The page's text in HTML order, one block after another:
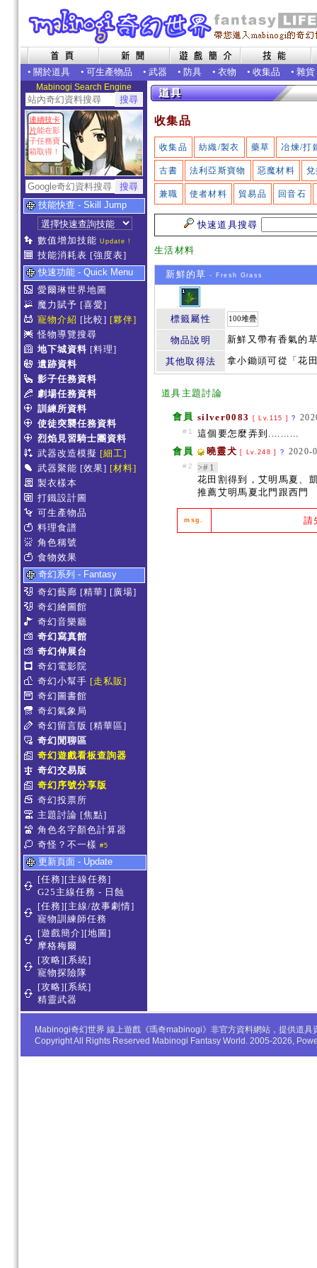
• 關於道具 • 可生產物品 • 武器 • 防具 • 衣物 • 收集品 • 雜貨
Mabinogi Search Engine
連續技卡
片能在影
子任務寶
箱取得！
技能快查 - Skill Jump
數值增加技能 Update !
技能消耗表 [強度表]
快速功能 - Quick Menu
愛爾琳世界地圖
魔力賦予 [喜愛]
寵物介紹 [比較] [夥伴]
怪物導覽搜尋
地下城資料 [料理]
遺跡資料
影子任務資料
劇場任務資料
訓練所資料
使徒突襲任務資料
烈焰見習騎士團資料
武器改造模擬 [細工]
武器聚能 [效果] [材料]
製衣樣本
打鐵設計圖
可生產物品
料理食譜
角色稱號
食物效果
奇幻系列 - Fantasy
奇幻藝廊 [精華] [廣場]
奇幻繪圖館
奇幻音樂廳
奇幻寫真館
奇幻伸展台
奇幻電影院
奇幻小幫手 [走私販]
奇幻圖書館
奇幻氣象局
奇幻留言版 [精華區]
奇幻閒聊區
奇幻遊戲看板查詢器
奇幻交易版
奇幻序號分享版
奇幻投票所
主題討論 [焦點]
角色名字顏色計算器
奇怪？不一樣 #5
更新頁面 - Update
[任務][主線任務]
G25主線任務 - 日蝕
[任務][主線/故事劇情]
寵物訓練師任務
[遊戲簡介][地圖]
摩格梅爾
[攻略][系統]
寵物探險隊
[攻略][系統]
精靈武器
收集品
收集品 紡織/製衣 藥草 冶煉/打
古書 法利亞斯寶物 惡魔材料
兼職 使者材料 貿易品 回音石
快速道具搜尋
生活材料
新鮮的草 - Fresh Grass
標籤屬性 100堆疊
物品說明 新鮮又帶有香氣的
其他取得法 拿小鋤頭可從「花
道具主題討論
會員 silver0083 [ Lv.115 ]?
#1
這個要怎麼弄到..........
會員
曉靈犬 [ Lv.248 ] ? 2020-
#2
>#1
花田割得到，艾明馬夏、
推薦艾明馬夏北門跟西門
msg. 請
Mabinogi奇幻世界 線上遊戲《瑪奇mabinogi》非官方資料網站，提供道
Copyright All Rights Reserved Mabinogi Fantasy World. 2005-2026,